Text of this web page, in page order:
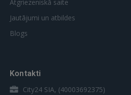
Atgriezeniskā saite
Jautājumi un atbildes
Blogs
Kontakti
City24 SIA, (40003692375)